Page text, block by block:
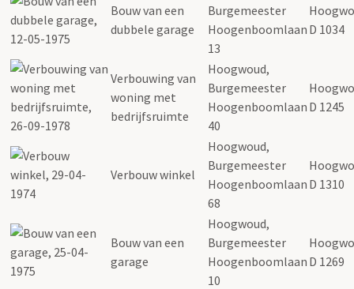
Bouw van een
dubbele garage
Burgemeester
Hoogenboomlaan
13
D 1034
Verbouwing van
woning met
bedrijfsruimte
Hoogwoud,
Burgemeester
Hoogenboomlaan
40
D 1245
Verbouw winkel
Hoogwoud,
Burgemeester
Hoogenboomlaan
68
D 1310
Bouw van een
garage
Hoogwoud,
Burgemeester
Hoogenboomlaan
10
D 1269